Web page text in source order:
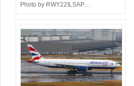
Photo by RWY22ILSAP…